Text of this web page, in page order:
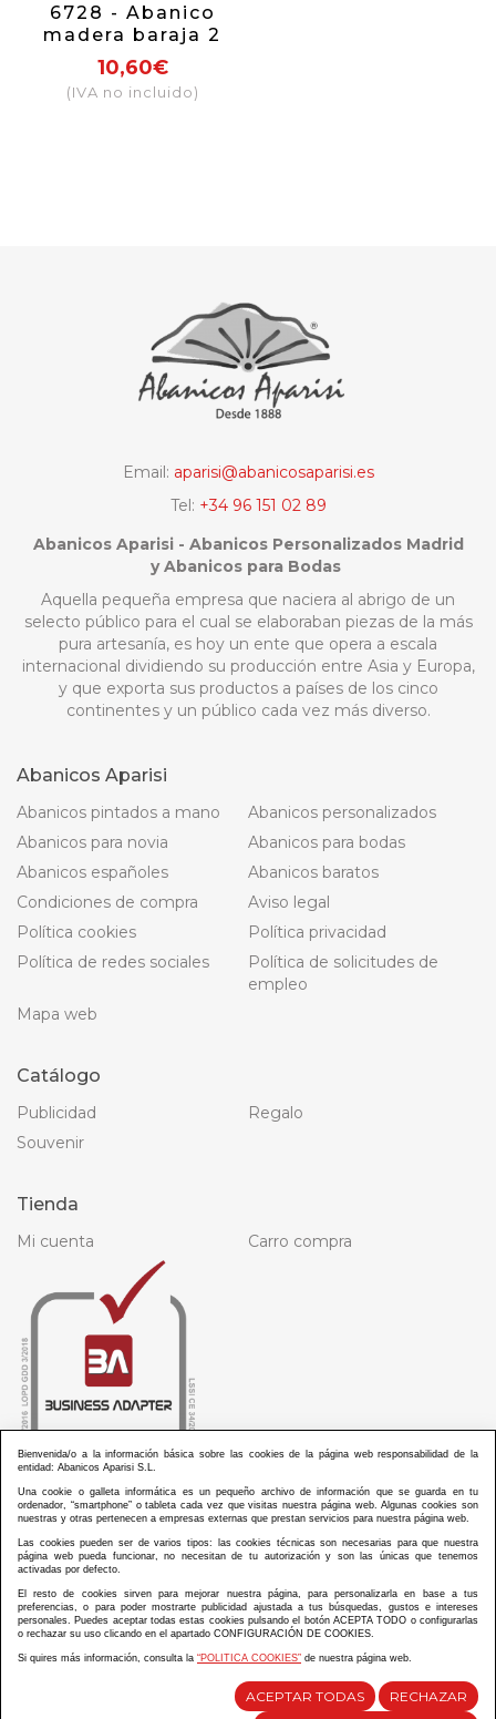
6728 - Abanico
madera baraja 2
caras (colores
surtidos)
10,60€
(IVA no incluido)
Email: aparisi@abanicosaparisi.es
Tel: +34 96 151 02 89
Abanicos Aparisi - Abanicos Personalizados Madrid
y Abanicos para Bodas
Aquella pequeña empresa que naciera al abrigo de un
selecto público para el cual se elaboraban piezas de la más
pura artesanía, es hoy un ente que opera a escala
internacional dividiendo su producción entre Asia y Europa,
y que exporta sus productos a países de los cinco
continentes y un público cada vez más diverso.
Abanicos Aparisi
Abanicos pintados a mano
Abanicos personalizados
Abanicos para novia
Abanicos para bodas
Abanicos españoles
Abanicos baratos
Condiciones de compra
Aviso legal
Política cookies
Política privacidad
Política de redes sociales
Política de solicitudes de
empleo
Mapa web
Catálogo
Publicidad
Regalo
Souvenir
Tienda
Mi cuenta Carro compra
ABANICOS APARISI S.L. ha recibido por parte de La Generalitat Valenciana, la cantidad de
100.000 € en apoyo al proyecto HISOLV/2021/3933/46 del PLAN EMPRESARIAL “PLAN RESISITIR
PLUS”.
ABANICOS APARISI S.L. ha recibido por parte de La Generalitat Valenciana, la cantidad de 7.000
€ en apoyo al proyecto CMARTE/2021/265/46 del PLAN AYUDAS DIRECTAS ARTESANIA “CMARTE”.
Bienvenida/o a la información básica sobre las cookies de la página web responsabilidad de la
entidad: Abanicos Aparisi S.L.
Una cookie o galleta informática es un pequeño archivo de información que se guarda en tu
ordenador, “smartphone” o tableta cada vez que visitas nuestra página web. Algunas cookies son
nuestras y otras pertenecen a empresas externas que prestan servicios para nuestra página web.
Las cookies pueden ser de varios tipos: las cookies técnicas son necesarias para que nuestra
página web pueda funcionar, no necesitan de tu autorización y son las únicas que tenemos
activadas por defecto.
El resto de cookies sirven para mejorar nuestra página, para personalizarla en base a tus
preferencias, o para poder mostrarte publicidad ajustada a tus búsquedas, gustos e intereses
personales. Puedes aceptar todas estas cookies pulsando el botón ACEPTA TODO o configurarlas
o rechazar su uso clicando en el apartado CONFIGURACIÓN DE COOKIES.
Si quires más información, consulta la “POLITICA COOKIES” de nuestra página web.
ACEPTAR TODAS
RECHAZAR